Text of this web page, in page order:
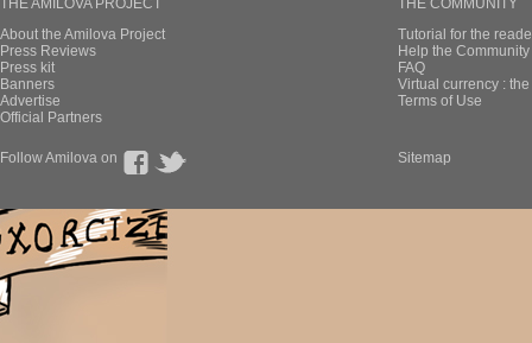
THE AMILOVA PROJECT
About the Amilova Project
Press Reviews
Press kit
Banners
Advertise
Official Partners
THE COMMUNITY
Tutorial for the
Help the
FAQ
Virtual currency :
Terms of Use
Follow Amilova on Sitemap